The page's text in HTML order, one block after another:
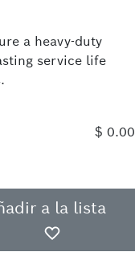
a heavy-duty
service life
$ 0.00
a la lista